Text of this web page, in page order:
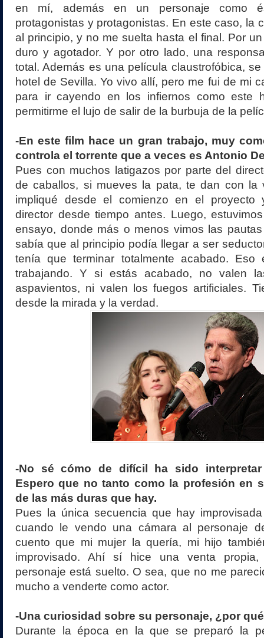
en mí, además en un personaje como
protagonistas y protagonistas. En este caso, la
al principio, y no me suelta hasta el final. Por
duro y agotador. Y por otro lado, una
total. Además es una película claustrofóbica,
hotel de Sevilla. Yo vivo allí, pero me fui de mi
para ir cayendo en los infiernos como este
permitirme el lujo de salir de la burbuja de la
-En este film hace un gran trabajo, muy
controla el torrente que a veces es Antonio
Pues con muchos latigazos por parte del
de caballos, si mueves la pata, te dan con la
impliqué desde el comienzo en el proyecto
director desde tiempo antes. Luego,
ensayo, donde más o menos vimos las
sabía que al principio podía llegar a ser
tenía que terminar totalmente acabado.
trabajando. Y si estás acabado, no valen
aspavientos, ni valen los fuegos artificiales.
desde la mirada y la verdad.
-No sé cómo de difícil ha sido
Espero que no tanto como la profesión en
de las más duras que hay.
Pues la única secuencia que hay
cuando le vendo una cámara al personaje
cuento que mi mujer la quería, mi hijo
improvisado. Ahí sí hice una venta
personaje está suelto. O sea, que no me
mucho a venderte como actor.
-Una curiosidad sobre su personaje, ¿por
Durante la época en la que se preparó la